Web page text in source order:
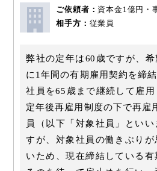
ご依頼者： 資本金1億円・
相手方： 従業員
弊社の定年は60歳ですが、
に1年間の有期雇用契約を締
社員を65歳まで継続して雇用
定年後再雇用制度の下で再雇
員（以下「対象社員」とい
すが、対象社員の働きぶり
いため、現在締結している